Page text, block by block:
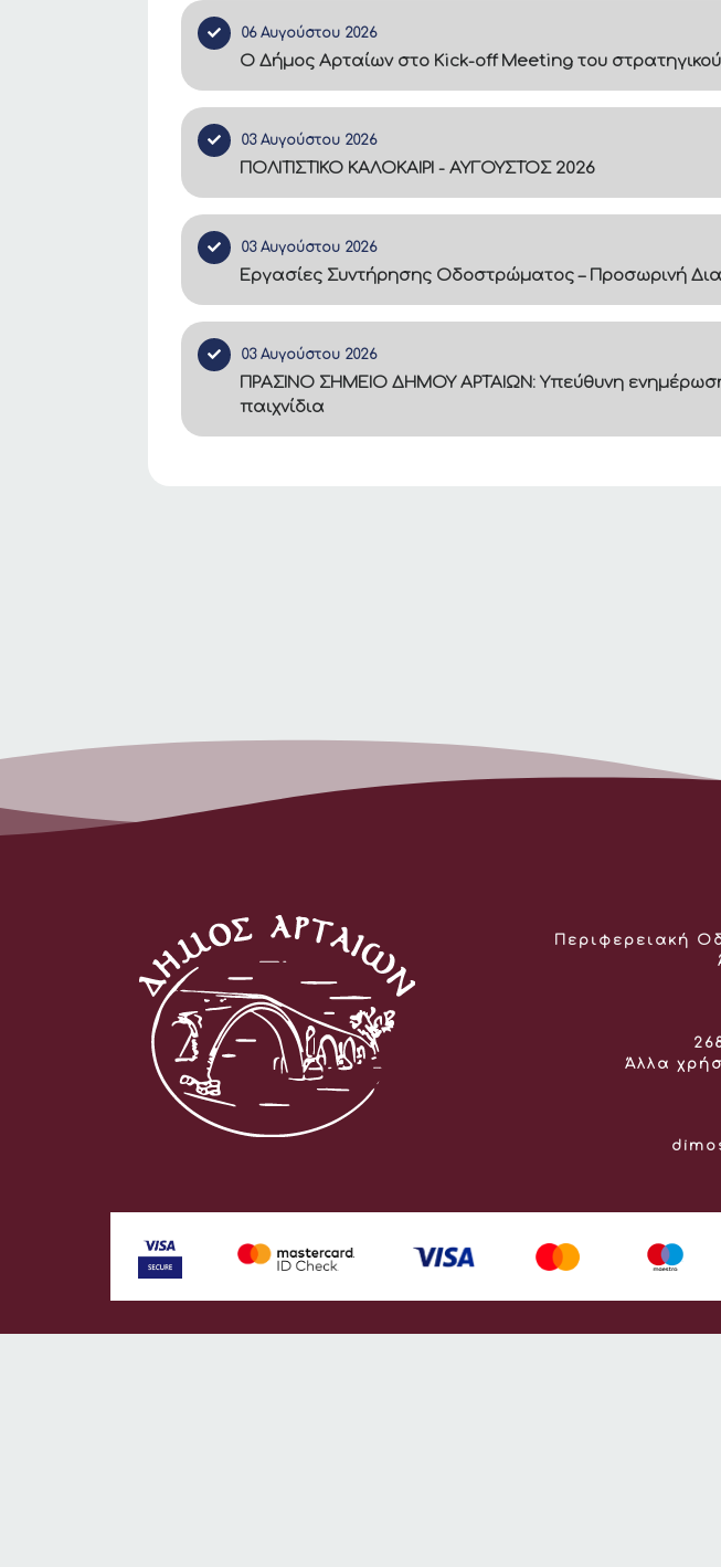
06 Αυγούστου 2026
Ο Δήμος Αρταίων στο Kick-off Meeting του στρατηγικού
03 Αυγούστου 2026
ΠΟΛΙΤΙΣΤΙΚΟ ΚΑΛΟΚΑΙΡΙ - ΑΥΓΟΥΣΤΟΣ 2026
03 Αυγούστου 2026
Εργασίες Συντήρησης Οδοστρώματος – Προσωρινή
03 Αυγούστου 2026
ΠΡΑΣΙΝΟ ΣΗΜΕΙΟ ΔΗΜΟΥ ΑΡΤΑΙΩΝ: Υπεύθυνη
παιχνίδια
Διεύθυνση:
Περιφερειακή
Άλλα